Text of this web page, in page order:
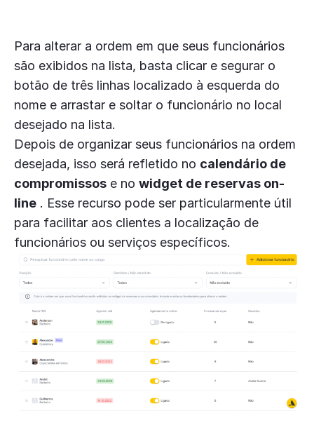
Para alterar a ordem em que seus funcionários
são exibidos na lista, basta clicar e segurar o
botão de três linhas localizado à esquerda do
nome e arrastar e soltar o funcionário no local
desejado na lista.
Depois de organizar seus funcionários na ordem
desejada, isso será refletido no calendário de
compromissos e no widget de reservas on-
line . Esse recurso pode ser particularmente útil
para facilitar aos clientes a localização de
funcionários ou serviços específicos.